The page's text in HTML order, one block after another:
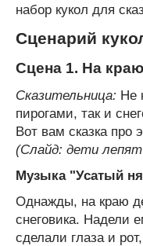
набор кукол для
Сценарий
Сцена 1. На
Сказительница: Не
пирогами, так и
Вот вам сказка про
(Слайд: дети лепят
Музыка "Усатый
Однажды, на краю
снеговика. Надели
сделали глаза и